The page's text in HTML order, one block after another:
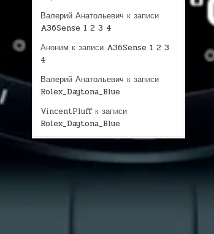
Валерий Анатольевич к записи
A36Sense 1 2 3 4
Аноним к записи A36Sense 1 2 3
4
Валерий Анатольевич к записи
Rolex_Daytona_Blue
VincentPluffк записи
Rolex_Daytona_Blue